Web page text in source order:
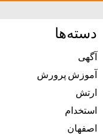
دسته‌ها
آگهی
آموزش پرورش
ارتش
استخدام
اصفهان